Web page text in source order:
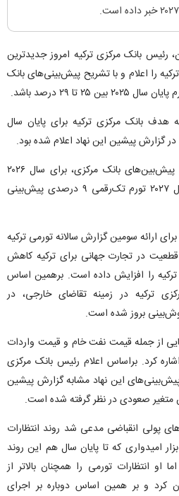
رئیس بانک مرکزی ترکیه امروز جدیدترین
را اعلام و با تشریح پیش‌بینی‌های بانک
تا ۲۹ درصد باشد.
هدف بانک مرکزی ترکیه برای پایان سال
او همچنین اعلام کرده بر اساس پیش‌بین‌های بانک مرکزی، برای سال ۲۰۲۶
تورم ۱۶ درصدی و برای پایان سال ۲۰۲۷ تورم تک‌رقمی ۹ درصدی پیش‌بینی
ارائه سومین گزارش سالانه تورمی ترکیه
در تجارت جهانی برای ترکیه کاهش
ترکیه را افزایش داده است. برهمین اساس
ترکیه در زمینه تقاضای خارجی، در
بروز شده است.
از جمله قیمت نفت خام و قیمت واردات
کرد. براساس اعلام رئیس بانک مرکزی
این نهاد مشابه گزارش پیشین
پولی انقباضی مدعی شد روند انتظارات
امیدواری که تا پایان سال هم این روند
او انتظارات تورمی را همچنان بالاتر از
کرد و بر همین اساس دوباره بر اجرای